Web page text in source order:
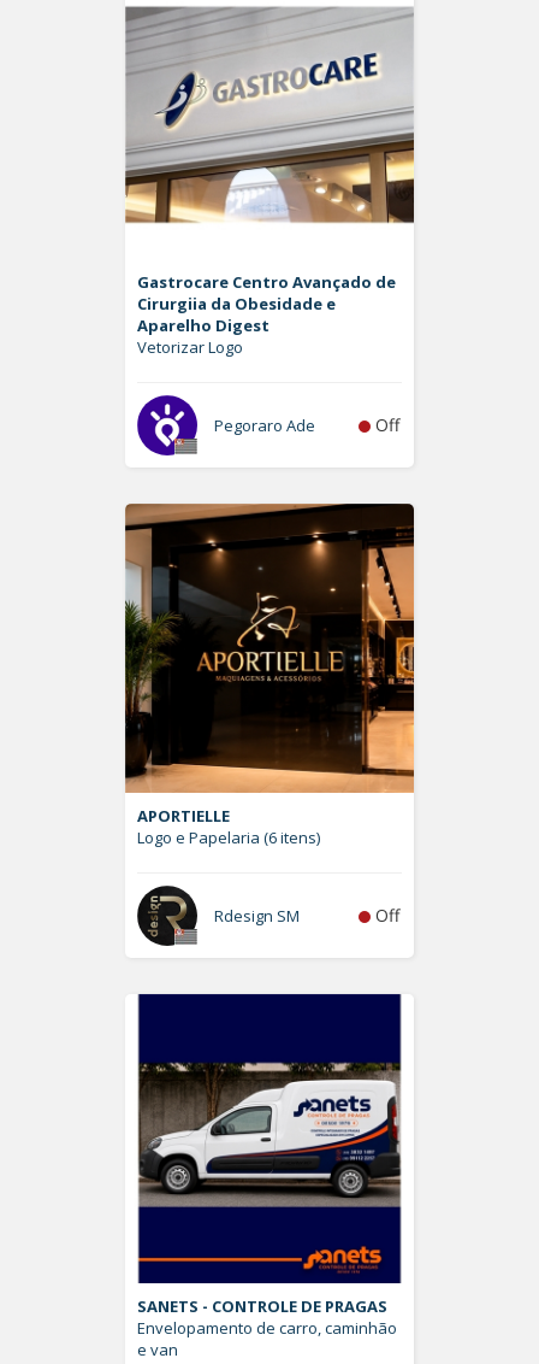
Gastrocare Centro Avançado de
Cirurgiia da Obesidade e
Aparelho Digest
Vetorizar Logo
Pegoraro Ade Off
APORTIELLE
Logo e Papelaria (6 itens)
Rdesign SM Off
SANETS - CONTROLE DE PRAGAS
Envelopamento de carro, caminhão
e van